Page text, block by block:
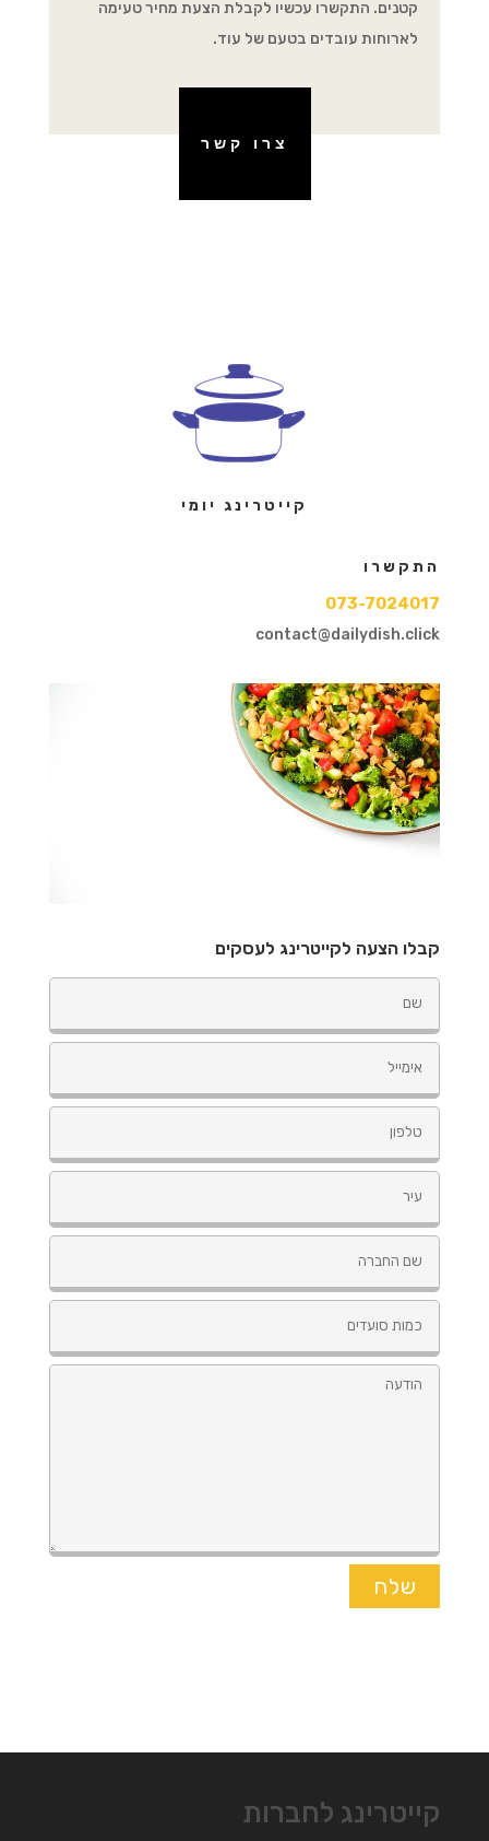
קטנים. התקשרו עכשיו לקבלת הצעת מחיר טעימה
לארוחות עובדים בטעם של עוד.
צרו קשר
קייטרינג יומי
התקשרו
073-7024017
contact@dailydish.click
קבלו הצעה לקייטרינג לעסקים
קייטרינג לחברות